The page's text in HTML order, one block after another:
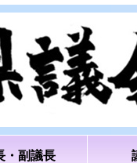
・副議長